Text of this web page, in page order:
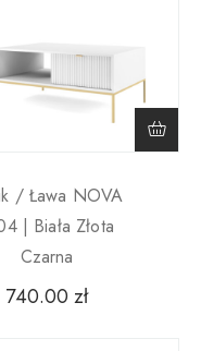
/ Ława NOVA
| Biała Złota
Czarna
740.00 zł